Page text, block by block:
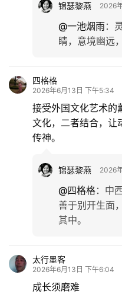
锦瑟黎燕 2026
@一池烟雨：
睛，意境幽远
四格格
2026年6月13日 下午5:34
接受外国文化艺术的
文化，二者结合，让
传神。
锦瑟黎燕 2026
@四格格： 中
善于别开生面
其中。
太行墨客
2026年6月13日 下午6:04
成长须磨难